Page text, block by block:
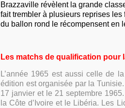
Brazzaville révèlent la grande
fait trembler à plusieurs reprises
du ballon rond le récompensent en
Les matchs de qualification pour
L’année 1965 est aussi celle de
édition est organisée par la
17 janvier et le 21 septembre
la Côte d’Ivoire et le Libéria. Les